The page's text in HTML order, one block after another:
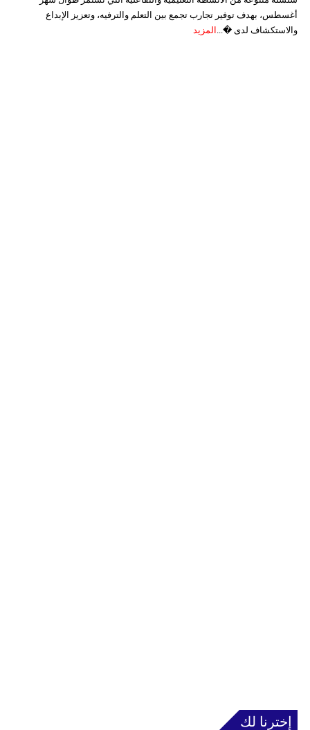
أغسطس، بهدف توفير تجارب تجمع بين التعلم والترفيه، وتعزيز الإبداع
والاستكشاف لدى �... المزيد
إخترنا لك